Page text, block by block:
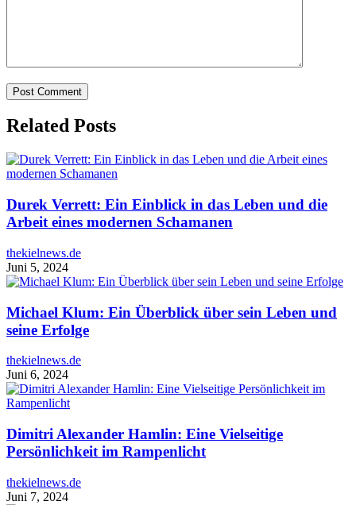
Related Posts
Durek Verrett: Ein Einblick in das Leben und die
Arbeit eines modernen Schamanen
thekielnews.de
Juni 5, 2024
Michael Klum: Ein Überblick über sein Leben und
seine Erfolge
thekielnews.de
Juni 6, 2024
Dimitri Alexander Hamlin: Eine Vielseitige
Persönlichkeit im Rampenlicht
thekielnews.de
Juni 7, 2024